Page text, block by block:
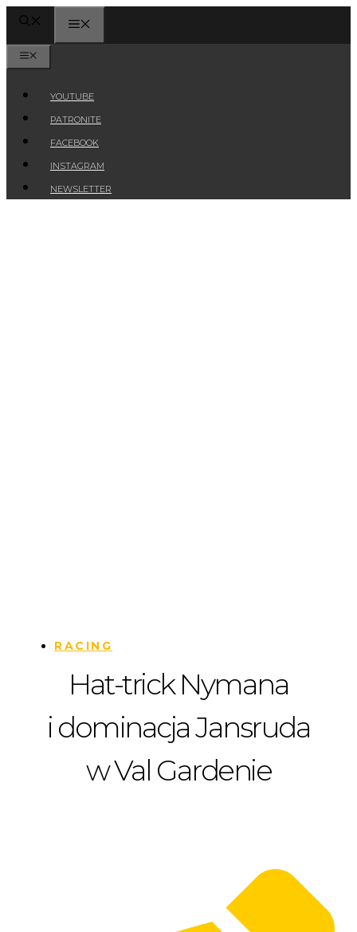
Przejdź
treści
YOUTUBE
PATRONITE
FACEBOOK
INSTAGRAM
NEWSLETTER
RACING
Hat-trick Nymana
i dominacja Jansruda
w Val Gardenie